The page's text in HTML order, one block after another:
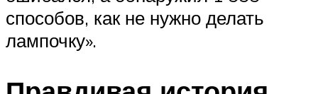
способов, как не нужно делать
лампочку».